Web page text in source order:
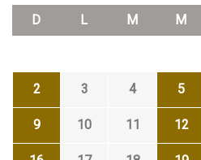
D L M M
2 3 4 5
9 10 11 12